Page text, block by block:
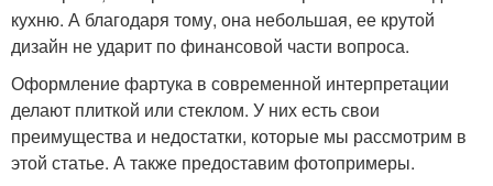
кухню. А благодаря тому, она небольшая, ее крутой
дизайн не ударит по финансовой части вопроса.
Оформление фартука в современной интерпретации
делают плиткой или стеклом. У них есть свои
преимущества и недостатки, которые мы рассмотрим в
этой статье. А также предоставим фотопримеры.